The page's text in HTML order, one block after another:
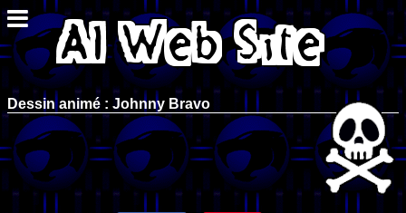
Dessin animé : Johnny Bravo